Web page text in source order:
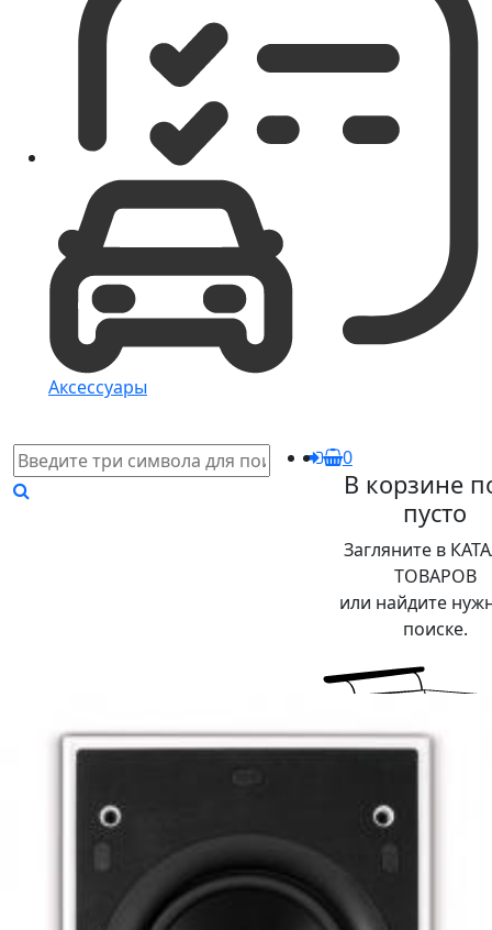
Аксессуары
0
В корзине
пусто
Загляните в
ТОВАРОВ
или найдите
поиске.
Каталог\Hi-Fi и High-End \Акустические
системы Hi-Fi
Встраиваемая акустика\ KEF Ci160 QS